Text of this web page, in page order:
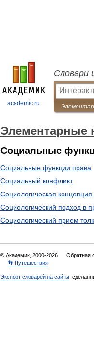
academic.ru
Словари
Элементарные
Социальные
Социальные функции права
Социальный конфликт
Социологическая концепция
Социологический подход в
Социологический прием
© Академик, 2000-2026 Обратная
👣 Путешествия
Экспорт словарей на сайты ,